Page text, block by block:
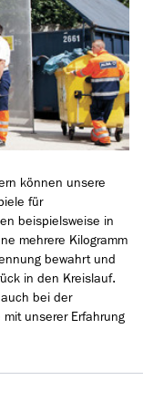
können unsere
für
beispielsweise in
mehrere Kilogramm
bewahrt und
in den Kreislauf.
bei der
unserer Erfahrung